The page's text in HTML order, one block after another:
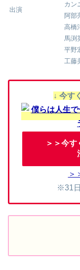
出演
カン
阿部
高橋
馬渕
平野
工藤
↓ 今す
＞＞今
＞
※31